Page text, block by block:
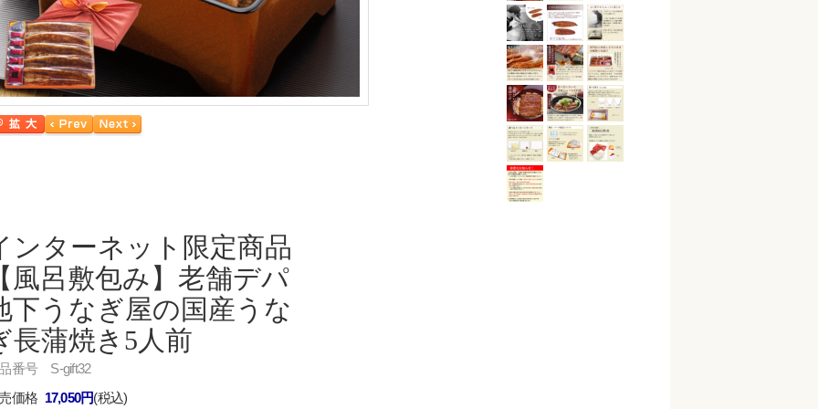
ンターネット限定商品
風呂敷包み】老舗デパ
下うなぎ屋の国産うな
長蒲焼き5人前
番号 S-gift32
価格 17,050円(税込)